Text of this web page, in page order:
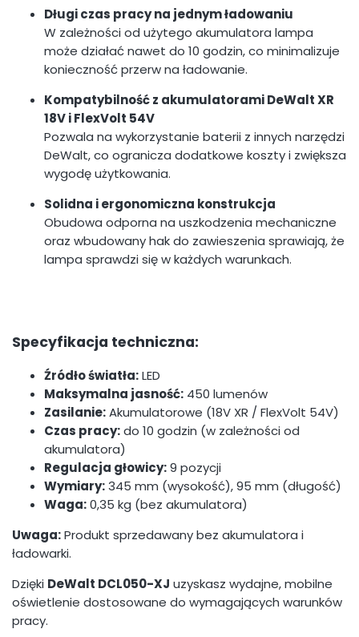
Długi czas pracy na jednym ładowaniu
W zależności od użytego akumulatora lampa
może działać nawet do 10 godzin, co minimalizuje
konieczność przerw na ładowanie.
Kompatybilność z akumulatorami DeWalt XR
18V i FlexVolt 54V
Pozwala na wykorzystanie baterii z innych narzędzi
DeWalt, co ogranicza dodatkowe koszty i zwiększa
wygodę użytkowania.
Solidna i ergonomiczna konstrukcja
Obudowa odporna na uszkodzenia mechaniczne
oraz wbudowany hak do zawieszenia sprawiają, że
lampa sprawdzi się w każdych warunkach.
Specyfikacja techniczna:
Źródło światła:LED
Maksymalna jasność: 450 lumenów
Zasilanie:Akumulatorowe (18V XR / FlexVolt 54V)
Czas pracy:do 10 godzin (w zależności od
akumulatora)
Regulacja głowicy:9 pozycji
Wymiary:345 mm (wysokość), 95 mm (długość)
Waga:0,35 kg (bez akumulatora)
Uwaga:Produkt sprzedawany bez akumulatora i
ładowarki.
Dzięki DeWalt DCL050-XJ uzyskasz wydajne, mobilne
oświetlenie dostosowane do wymagających warunków
pracy.